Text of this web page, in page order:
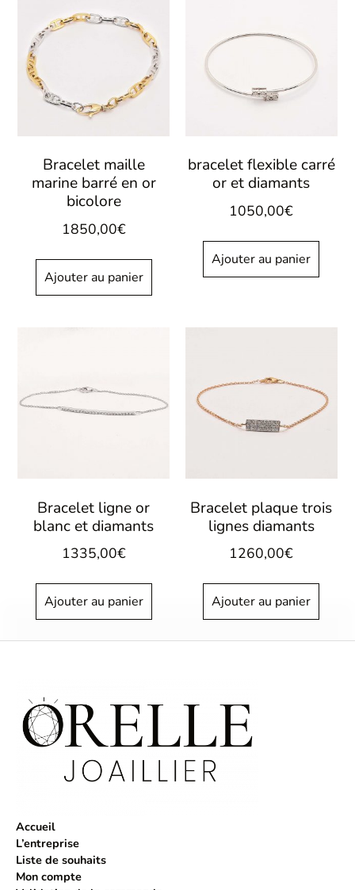
Bracelet maille
marine barré en or
bicolore
1850,00€
Ajouter au panier
bracelet flexible carré
or et diamants
1050,00€
Ajouter au panier
Bracelet ligne or
blanc et diamants
1335,00€
Ajouter au panier
Bracelet plaque trois
lignes diamants
1260,00€
Ajouter au panier
Accueil
L’entreprise
Liste de souhaits
Mon compte